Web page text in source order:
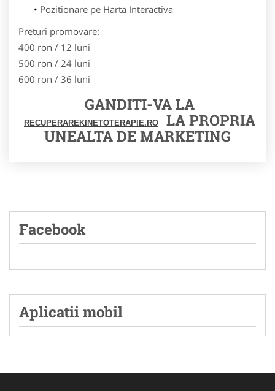
Pozitionare pe Harta Interactiva
Preturi promovare:
400 ron / 12 luni
500 ron / 24 luni
600 ron / 36 luni
GANDITI-VA LA
RECUPERAREKINETOTERAPIE.RO
LA PROPRIA
UNEALTA DE MARKETING
Facebook
Aplicatii mobil